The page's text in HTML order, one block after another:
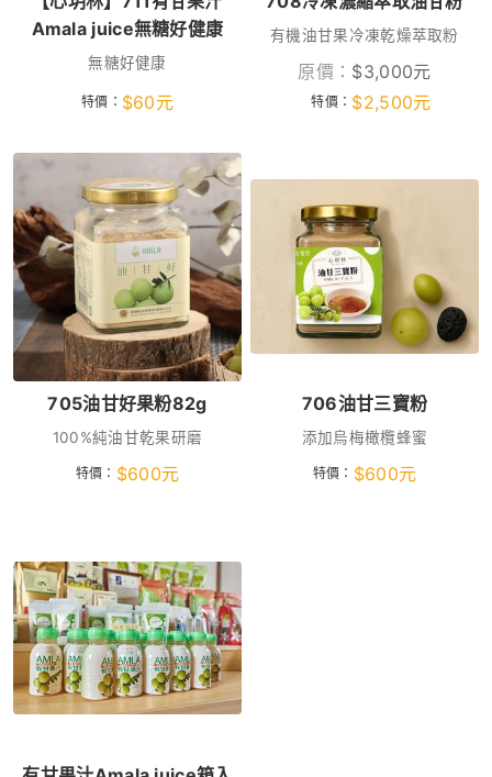
Amala juice無糖好健康
無糖好健康
特價： $60元
有機油甘果冷凍乾燥萃取粉
原價： $3,000元
特價： $2,500元
705油甘好果粉82g
100%純油甘乾果研磨
特價： $600元
706油甘三寶粉
添加烏梅橄欖蜂蜜
特價： $600元